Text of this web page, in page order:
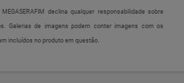
declina qualquer responsabilidade sobre
Galerias de imagens podem conter imagens com os
incluídos no produto em questão.